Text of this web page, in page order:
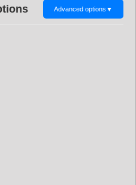
Advanced options ▼